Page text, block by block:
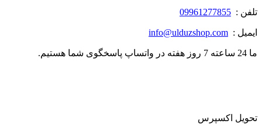
تلفن : 09961277855
ایمیل : info@ulduzshop.com
ما 24 ساعته 7 روز هفته در واتساپ پاسخگوی شما هستیم.
تحویل اکسپرس